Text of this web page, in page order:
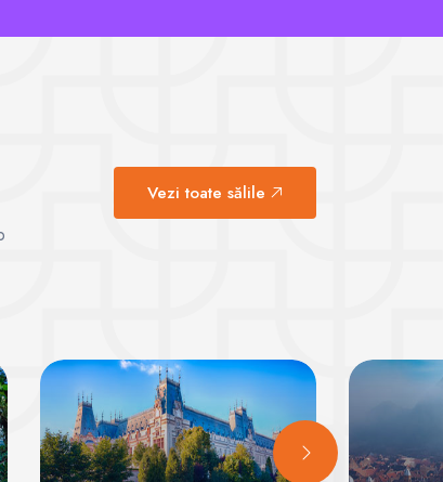
Vezi toate sălile